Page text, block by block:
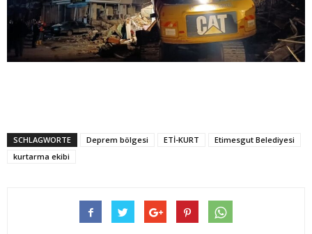
SCHLAGWORTE Deprem bölgesi ETİ-KURT
Etimesgut Belediyesi
kurtarma ekibi